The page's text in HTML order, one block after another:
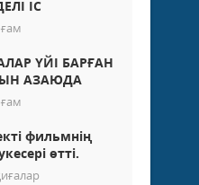
ІС
ҮЙІ БАРҒАН
АЗАЮДА
фильмнің
өтті.